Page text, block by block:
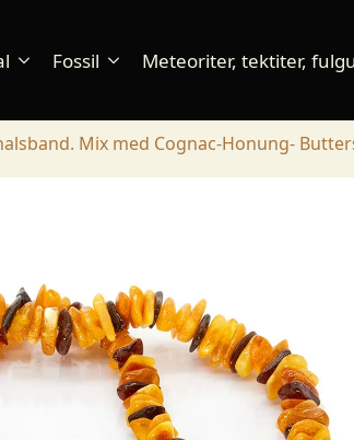
Fossil Meteoriter, tektiter,
Mix med Cognac-Honung-